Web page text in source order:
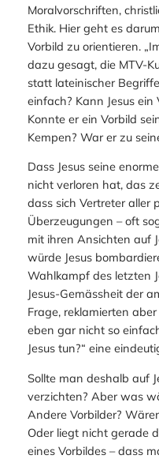
Moralvorschriften,
Ethik. Hier geht es
Vorbild zu orientieren.
dazu gesagt, die MTV-
statt lateinischer
einfach? Kann Jesus ein
Konnte er ein Vorbild
Kempen? War er zu
Dass Jesus seine
nicht verloren hat, das
dass sich Vertreter aller
Überzeugungen – oft
mit ihren Ansichten auf
würde Jesus
Wahlkampf des letzten
Jesus-Gemässheit der
Frage, reklamierten
eben gar nicht so
Jesus tun?“ eine
Sollte man deshalb auf
verzichten? Aber was
Andere Vorbilder?
Oder liegt nicht gerade
eines Vorbildes – dass